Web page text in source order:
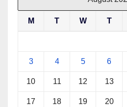
M T W T
3 4 5 6
10 11 12 13
17 18 19 20